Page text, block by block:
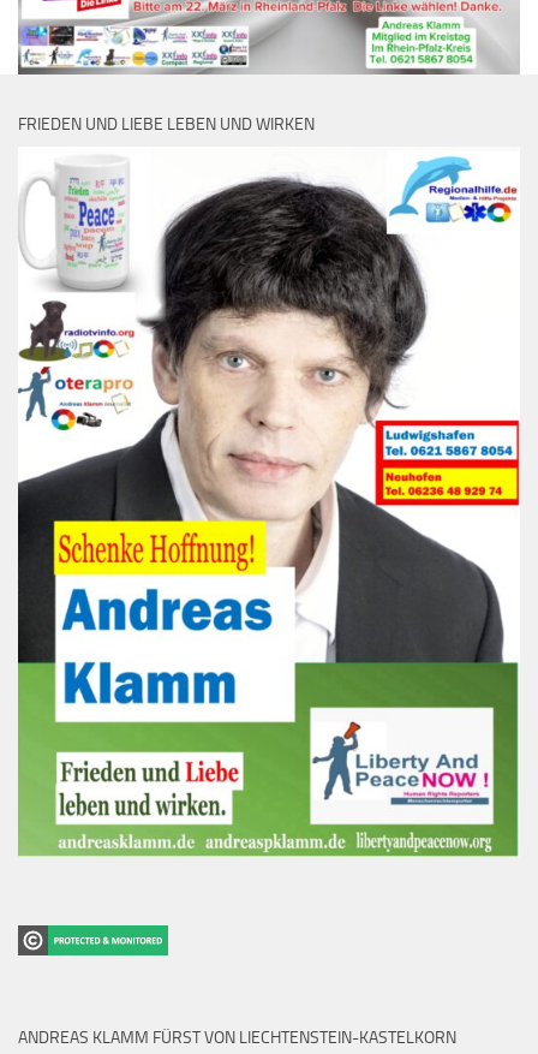
FRIEDEN UND LIEBE LEBEN UND WIRKEN
ANDREAS KLAMM FÜRST VON LIECHTENSTEIN-KASTELKORN